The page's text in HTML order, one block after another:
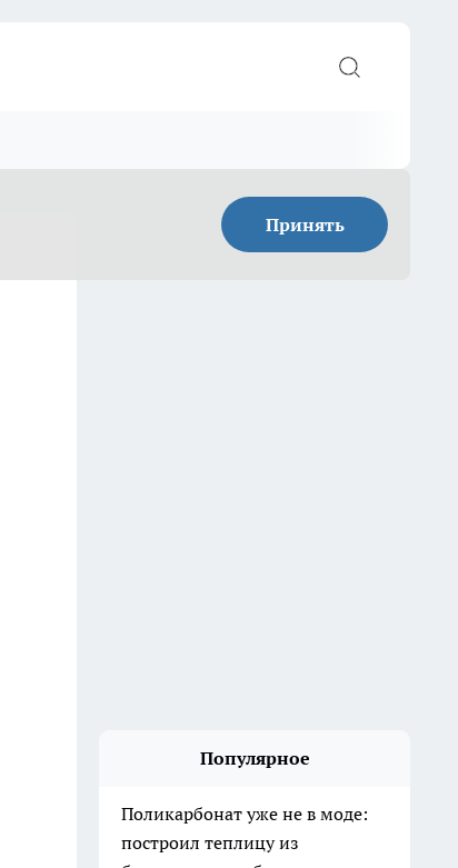
Принять
Популярное
Поликарбонат уже не в моде:
построил теплицу из